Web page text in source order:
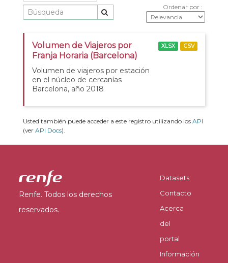
Ordenar por
Volumen de Viajeros por
Franja Horaria (Barcelona)
Volumen de viajeros por estación
en el núcleo de cercanías
Barcelona, año 2018
XLSX CSV
Usted también puede acceder a este registro utilizando los API
(ver API Docs).
Renfe. Todos los derechos
reservados.
Datasets
Contacto
Acerca
del
portal
Información